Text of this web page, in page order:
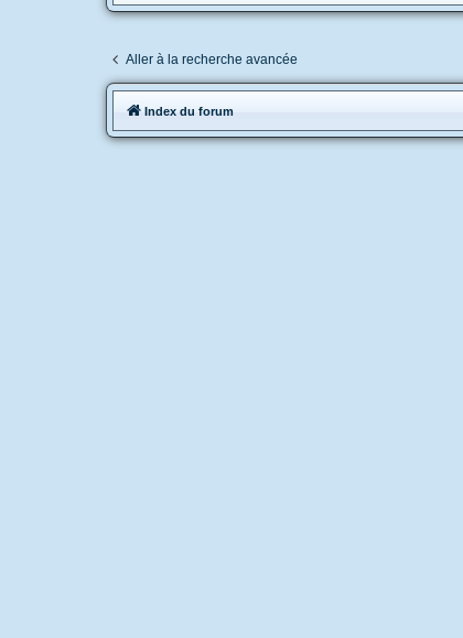
Aller à la recherche avancée
Index du forum